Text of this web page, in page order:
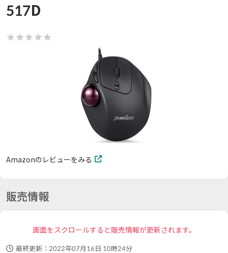
517D
Amazonのレビューをみる
販売情報
画面をスクロールすると販売情報が更新されます。
最終更新： 2022年07月16日 10時24分